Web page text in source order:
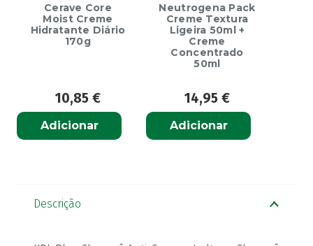
Cerave Core
Moist Creme
Hidratante Diário
170g
10,85 €
Adicionar
Neutrogena Pack
Creme Textura
Ligeira 50ml +
Creme
Concentrado
50ml
14,95 €
Adicionar
Descrição